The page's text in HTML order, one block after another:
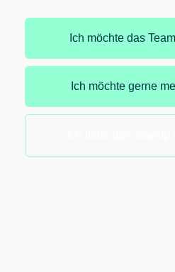
Ich möchte das
Ich möchte gerne